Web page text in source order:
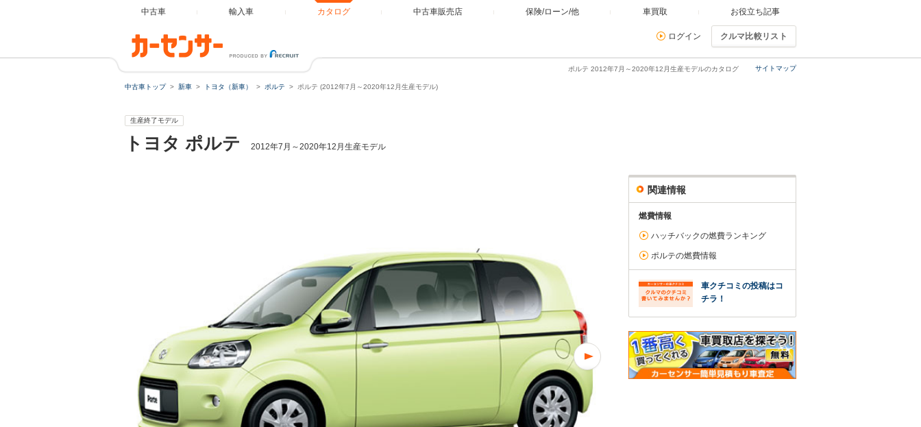
中古車 輸入車 カタログ 中古車販売店 保険/ローン/他 車買取 お役立ち記事
ログイン クルマ比較リスト
サイトマップ
ポルテ 2012年7月～2020年12月生産モデルのカタログ
中古車トップ 新車 トヨタ（新車） ポルテ ポルテ (2012年7月～2020年12月生産モデル)
生産終了モデル
トヨタ ポルテ 2012年7月～2020年12月生産モデル
関連情報
燃費情報
ハッチバックの燃費ランキング
ポルテの燃費情報
車クチコミの投稿はコ
チラ！